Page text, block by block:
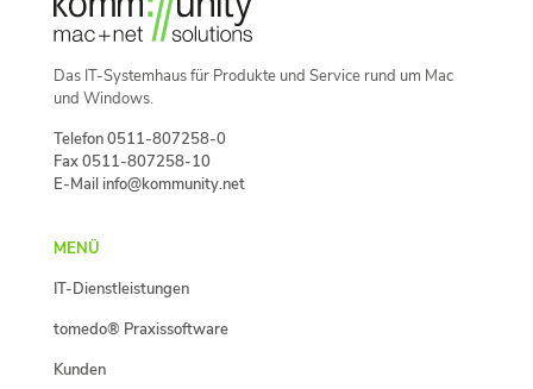
Das IT-Systemhaus für Produkte und Service rund um Mac
und Windows.
Telefon 0511-807258-0
Fax 0511-807258-10
E-Mail info@kommunity.net
MENÜ
IT-Dienstleistungen
tomedo® Praxissoftware
Kunden